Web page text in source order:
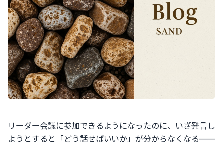
リーダー会議に参加できるようになったのに、いざ発言し
ようとすると「どう話せばいいか」が分からなくなる——